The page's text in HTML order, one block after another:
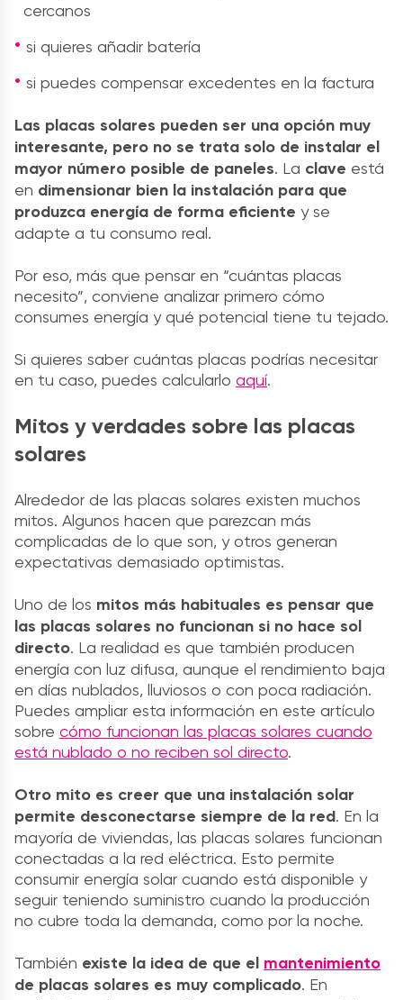
cercanos
si quieres añadir batería
si puedes compensar excedentes en la factura
Las placas solares pueden ser una opción muy
interesante, pero no se trata solo de instalar el
mayor número posible de paneles. La clave está
en dimensionar bien la instalación para que
produzca energía de forma eficiente y se
adapte a tu consumo real.
Por eso, más que pensar en “cuántas placas
necesito”, conviene analizar primero cómo
consumes energía y qué potencial tiene tu tejado.
Si quieres saber cuántas placas podrías necesitar
en tu caso, puedes calcularlo aquí.
Mitos y verdades sobre las placas
solares
Alrededor de las placas solares existen muchos
mitos. Algunos hacen que parezcan más
complicadas de lo que son, y otros generan
expectativas demasiado optimistas.
Uno de los mitos más habituales es pensar que
las placas solares no funcionan si no hace sol
directo. La realidad es que también producen
energía con luz difusa, aunque el rendimiento baja
en días nublados, lluviosos o con poca radiación.
Puedes ampliar esta información en este artículo
sobre cómo funcionan las placas solares cuando
está nublado o no reciben sol directo.
Otro mito es creer que una instalación solar
permite desconectarse siempre de la red. En la
mayoría de viviendas, las placas solares funcionan
conectadas a la red eléctrica. Esto permite
consumir energía solar cuando está disponible y
seguir teniendo suministro cuando la producción
no cubre toda la demanda, como por la noche.
También existe la idea de que el mantenimiento
de placas solares es muy complicado. En